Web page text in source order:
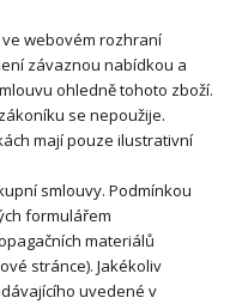
webovém rozhraní
závaznou nabídkou a
ohledně tohoto zboží.
se nepoužije.
mají pouze ilustrativní
smlouvy. Podmínkou
formulářem
materiálů
stránce). Jakékoliv
uvedené v